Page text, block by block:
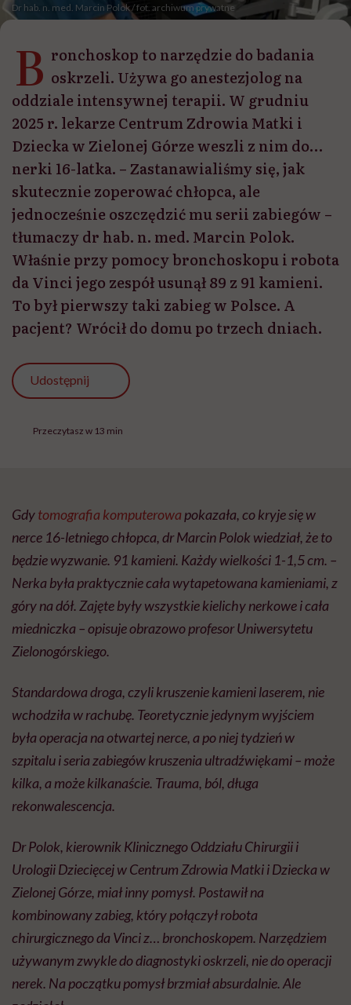
Dr hab. n. med. Marcin Polok / fot. archiwum prywatne
B ronchoskop to narzędzie do badania
oskrzeli. Używa go anestezjolog na
oddziale intensywnej terapii. W grudniu
2025 r. lekarze Centrum Zdrowia Matki i
Dziecka w Zielonej Górze weszli z nim do…
nerki 16-latka. – Zastanawialiśmy się, jak
skutecznie zoperować chłopca, ale
jednocześnie oszczędzić mu serii zabiegów –
tłumaczy dr hab. n. med. Marcin Polok.
Właśnie przy pomocy bronchoskopu i robota
da Vinci jego zespół usunął 89 z 91 kamieni.
To był pierwszy taki zabieg w Polsce. A
pacjent? Wrócił do domu po trzech dniach.
Udostępnij
Przeczytasz w 13 min
Gdytomografia komputerowa pokazała, co kryje się w
nerce 16-letniego chłopca, dr Marcin Polok wiedział, że to
będzie wyzwanie. 91 kamieni. Każdy wielkości 1-1,5 cm. –
Nerka była praktycznie cała wytapetowana kamieniami, z
góry na dół. Zajęte były wszystkie kielichy nerkowe i cała
miedniczka – opisuje obrazowo profesor Uniwersytetu
Zielonogórskiego.
Standardowa droga, czyli kruszenie kamieni laserem, nie
wchodziła w rachubę. Teoretycznie jedynym wyjściem
była operacja na otwartej nerce, a po niej tydzień w
szpitalu i seria zabiegów kruszenia ultradźwiękami – może
kilka, a może kilkanaście. Trauma, ból, długa
rekonwalescencja.
Dr Polok, kierownik Klinicznego Oddziału Chirurgii i
Urologii Dziecięcej w Centrum Zdrowia Matki i Dziecka w
Zielonej Górze, miał inny pomysł. Postawił na
kombinowany zabieg, który połączył robota
chirurgicznego da Vinci z… bronchoskopem. Narzędziem
używanym zwykle do diagnostyki oskrzeli, nie do operacji
nerek. Na początku pomysł brzmiał absurdalnie. Ale